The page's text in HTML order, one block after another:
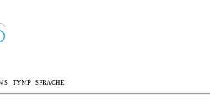
- TYMP - SPRACHE